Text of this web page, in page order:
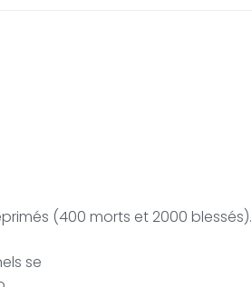
(400 morts et 2000 blessés).
se